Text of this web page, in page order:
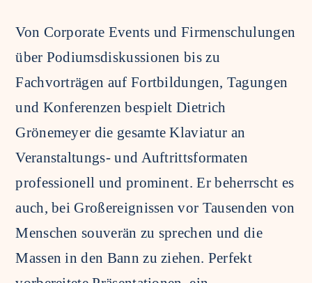
Von Corporate Events und Firmenschulungen
über Podiumsdiskussionen bis zu
Fachvorträgen auf Fortbildungen, Tagungen
und Konferenzen bespielt Dietrich
Grönemeyer die gesamte Klaviatur an
Veranstaltungs- und Auftrittsformaten
professionell und prominent. Er beherrscht es
auch, bei Großereignissen vor Tausenden von
Menschen souverän zu sprechen und die
Massen in den Bann zu ziehen. Perfekt